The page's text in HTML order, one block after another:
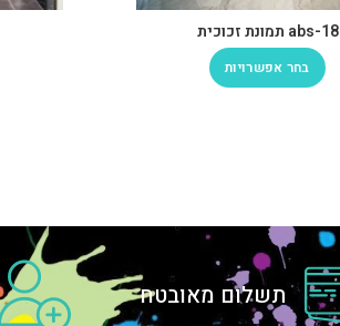
abs-18 תמונת זכוכית
בחר אפשרויות
תשלום מאובטח